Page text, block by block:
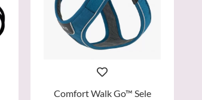
Comfort Walk Go™ Sele